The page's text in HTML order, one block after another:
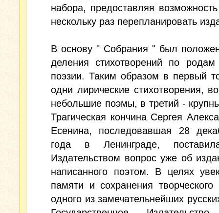
набора, предоставляя
нескольку раз перепланировать
В основу " Собрания " был
деления стихотворений по
поэзии. Таким образом в первый
одни лирические стихотворения,
небольшие поэмы, в третий -
Трагическая кончина Сергея
Есенина, последовавшая 28
года в Ленинграде,
Издательством вопрос уже об
написанного поэтом. В целях
памяти и сохранения творческого
одного из замечательнейших